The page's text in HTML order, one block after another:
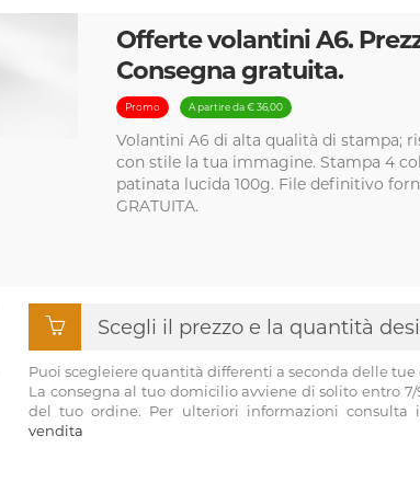
Offerte volantini A6.
Consegna gratuita.
Promo A partire da € 36,00
Volantini A6 di alta qualità di stampa;
con stile la tua immagine. Stampa 4
patinata lucida 100g. File definitivo
GRATUITA.
Scegli il prezzo e la quantità
Puoi scegleiere quantità differenti a seconda delle
La consegna al tuo domicilio avviene di solito entro
del tuo ordine. Per ulteriori informazioni
vendita